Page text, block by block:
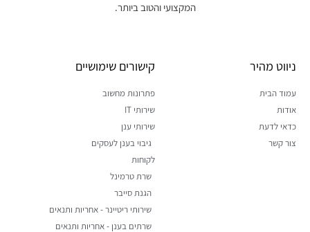
המקצועי והטוב ביותר.
ניווט מהיר
עמוד הבית
אודות
כדאי לדעת
צור קשר
קישורים שימושיים
פתרונות מחשוב
שירותי IT
שירותי ענן
גיבוי בענן לעסקים
לקוחות
שרת טרמינל
הגנת סייבר
שירותי ריטיינר - אחריות ותנאים
שרתים בענן - אחריות ותנאים